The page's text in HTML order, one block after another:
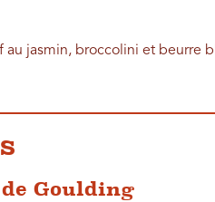
jasmin, broccolini et beurre
Goulding